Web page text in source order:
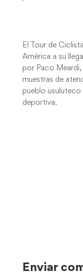
El Tour de
América a su
por Paco Meardi,
muestras de
pueblo usuluteco
deportiva.
Enviar